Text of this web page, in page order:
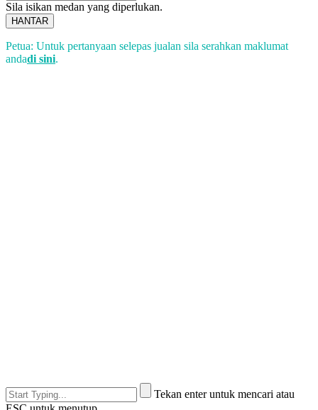
Sila isikan medan yang diperlukan.
HANTAR
Petua: Untuk pertanyaan selepas jualan sila serahkan maklumat
andadi sini.
Tekan enter untuk mencari atau